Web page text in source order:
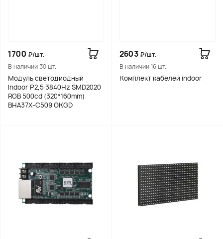
1700 ₽/шт.
В наличии 30 шт.
Модуль светодиодный
Indoor P2,5 3840Hz SMD2020
RGB 500cd (320*160mm)
BHA37X-C509 GKGD
2603 ₽/шт.
В наличии 16 шт.
Комплект кабелей indoor